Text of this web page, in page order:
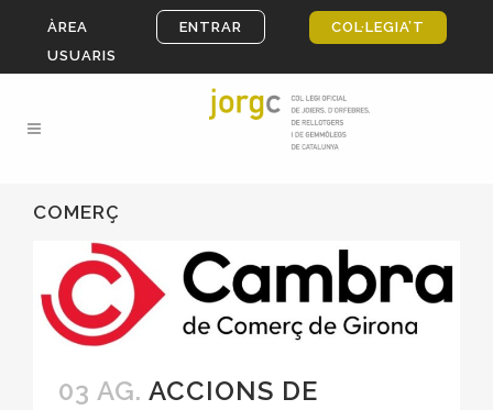
ÀREA
USUARIS
ENTRAR COL·LEGIA’T
COMERÇ
03 AG. ACCIONS DE